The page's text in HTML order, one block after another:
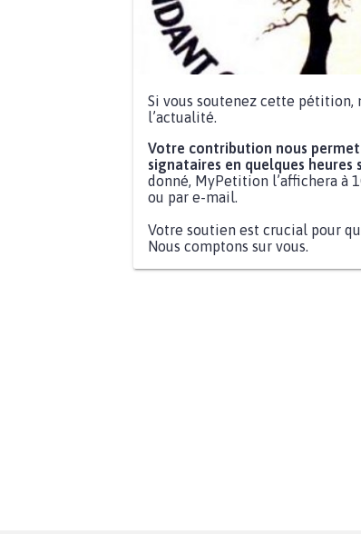
Si vous soutenez cette pétition,
l’actualité.
Votre contribution nous
signataires en quelques heures
donné, MyPetition l’affichera à
ou par e-mail.
Votre soutien est crucial pour
Nous comptons sur vous.